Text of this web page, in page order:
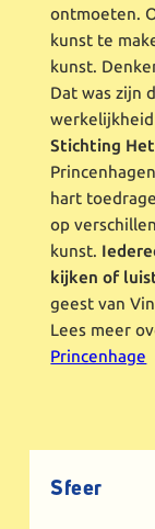
ontmoeten.
kunst te
kunst.
Dat was zijn
Stichting
hart
op
kunst.
kijken of
geest van
Lees meer
Princenhage
Sfeer